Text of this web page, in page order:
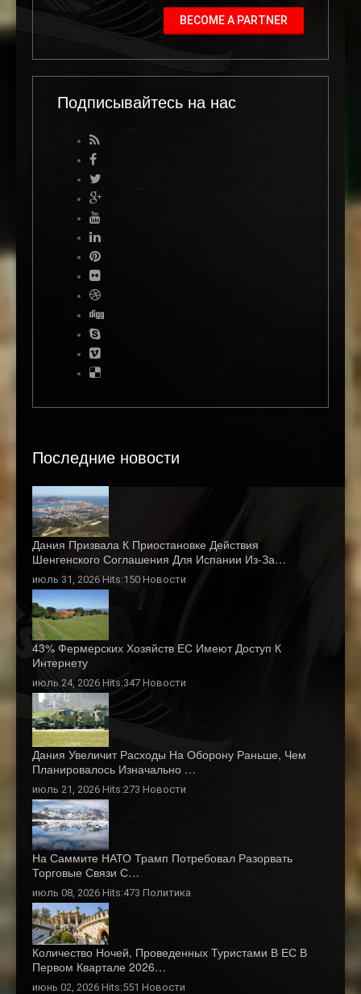
BECOME A PARTNER
Подписывайтесь на нас
Последние новости
Дания Призвала К Приостановке Действия
Шенгенского Соглашения Для Испании Из-За…
июль 31, 2026 Hits:150 Новости
43% Фермерских Хозяйств ЕС Имеют Доступ К
Интернету
июль 24, 2026 Hits:347 Новости
Дания Увеличит Расходы На Оборону Раньше, Чем
Планировалось Изначально …
июль 21, 2026 Hits:273 Новости
На Саммите НАТО Трамп Потребовал Разорвать
Торговые Связи С…
июль 08, 2026 Hits:473 Политика
Количество Ночей, Проведенных Туристами В ЕС В
Первом Квартале 2026…
июнь 02, 2026 Hits:551 Новости